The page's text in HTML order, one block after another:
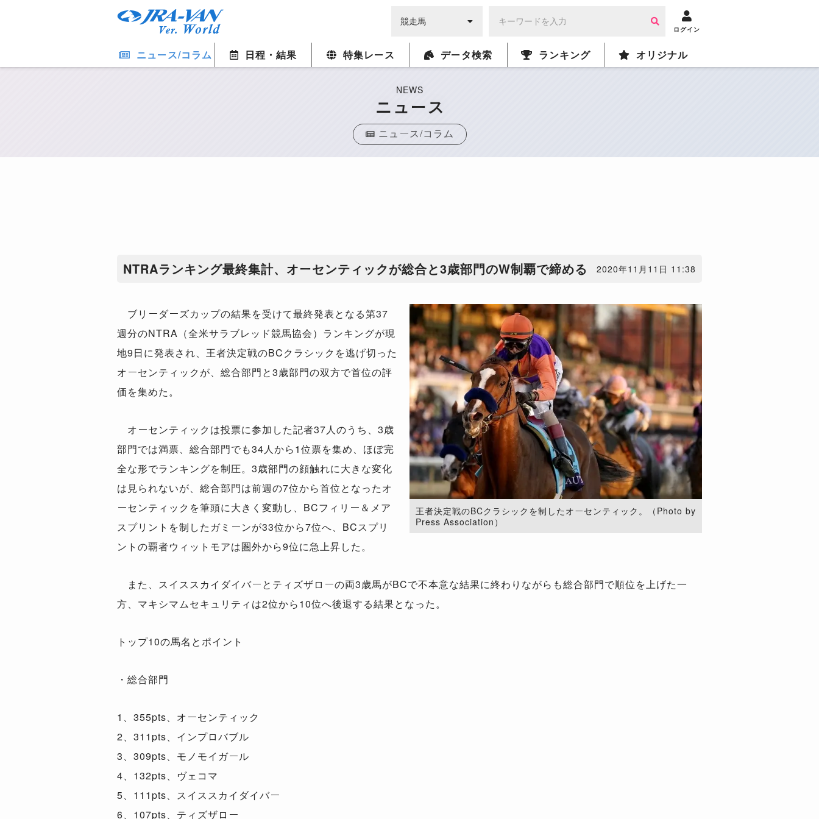
ログイン
ニュース/コラム 日程・結果 特集レース データ検索 ランキング オリジナル
NEWS
ニュース
ニュース/コラム
NTRAランキング最終集計、オーセンティックが総合と3歳部門のW制覇で締める 2020年11月11日 11:38
王者決定戦のBCクラシックを制したオーセンティック。（Photo by
Press Association）
ブリーダーズカップの結果を受けて最終発表となる第37
週分のNTRA（全米サラブレッド競馬協会）ランキングが現
地9日に発表され、王者決定戦のBCクラシックを逃げ切った
オーセンティックが、総合部門と3歳部門の双方で首位の評
価を集めた。
オーセンティックは投票に参加した記者37人のうち、3歳
部門では満票、総合部門でも34人から1位票を集め、ほぼ完
全な形でランキングを制圧。3歳部門の顔触れに大きな変化
は見られないが、総合部門は前週の7位から首位となったオ
ーセンティックを筆頭に大きく変動し、BCフィリー＆メア
スプリントを制したガミーンが33位から7位へ、BCスプリ
ントの覇者ウィットモアは圏外から9位に急上昇した。
また、スイススカイダイバーとティズザローの両3歳馬がBCで不本意な結果に終わりながらも総合部門で順位を上げた一
方、マキシマムセキュリティは2位から10位へ後退する結果となった。
トップ10の馬名とポイント
・総合部門
1、355pts、オーセンティック
2、311pts、インプロバブル
3、309pts、モノモイガール
4、132pts、ヴェコマ
5、111pts、スイススカイダイバー
6、107pts、ティズザロー